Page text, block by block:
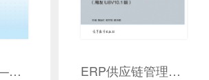
图形图像处理——Photoshop CS6基础与案例应用 ERP供应链管理系统（用友U8V10.1版）